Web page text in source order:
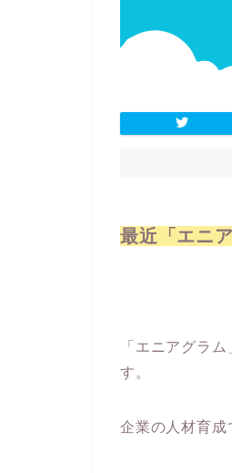
最近「エニ
「エニアグラ
す。
企業の人材育成